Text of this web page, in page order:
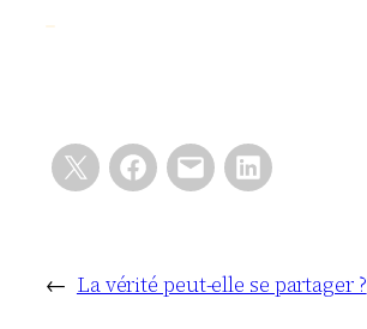
← La vérité peut-elle se partager ?